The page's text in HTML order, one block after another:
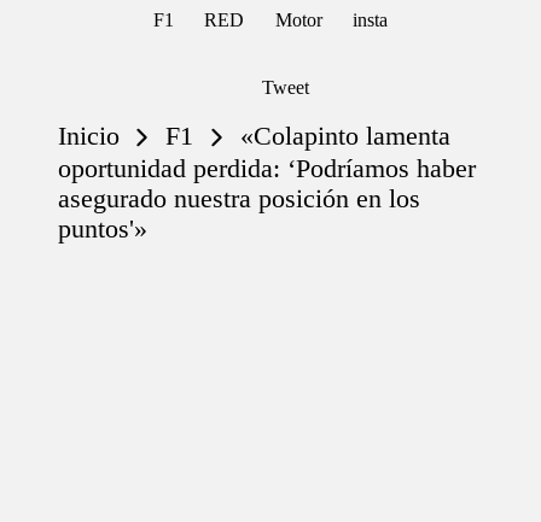
F1 RED Motor insta
Tweet
Inicio F1
«Colapinto lamenta
oportunidad perdida: ‘Podríamos haber
asegurado nuestra posición en los
puntos'»